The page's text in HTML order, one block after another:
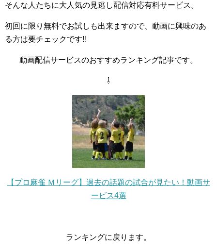
そんな人たちに大人気の見逃し配信対応有料サービス。
初回に限り無料でお試しも出来ますので、動画に興味のあ
る方は要チェックです‼
動画配信サービスのおすすめランキング記事です。
⇩
【プロ麻雀 Ｍリーグ】過去の話題の試合が見たい！動画サ
ービス4選
ランキングに戻ります。